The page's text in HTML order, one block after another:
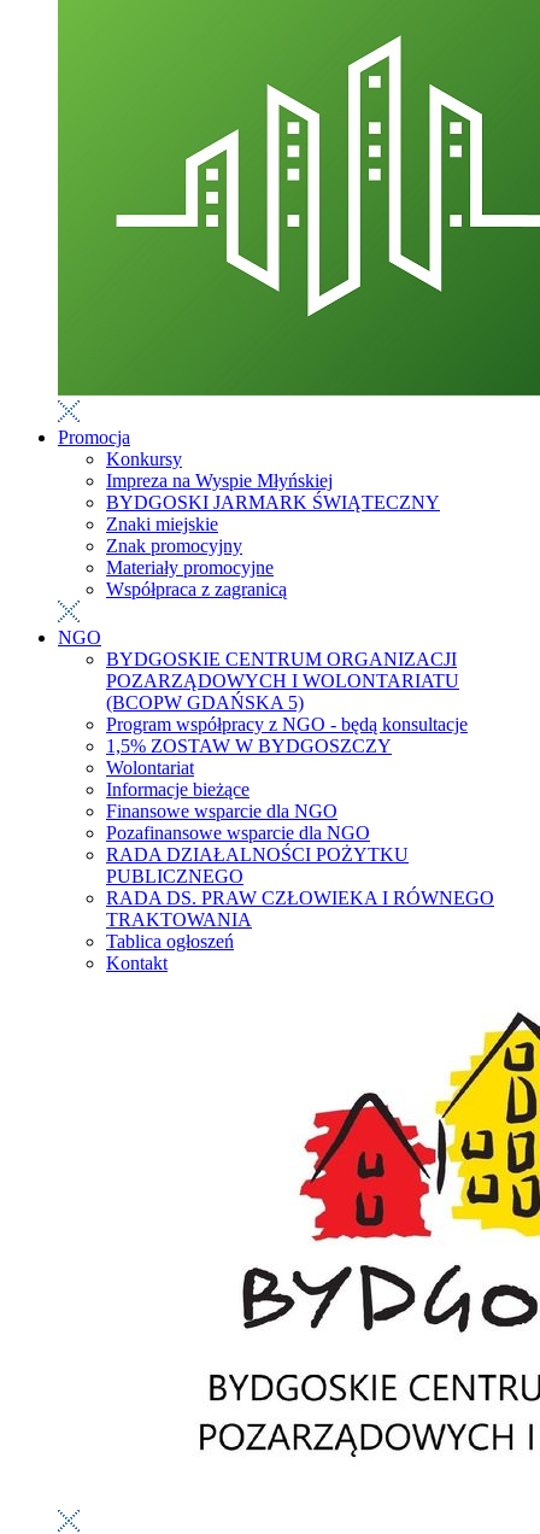
Promocja
Konkursy
Impreza na Wyspie Młyńskiej
BYDGOSKI JARMARK ŚWIĄTECZNY
Znaki miejskie
Znak promocyjny
Materiały promocyjne
Współpraca z zagranicą
NGO
BYDGOSKIE CENTRUM ORGANIZACJI
POZARZĄDOWYCH I WOLONTARIATU
(BCOPW GDAŃSKA 5)
Program współpracy z NGO - będą konsultacje
1,5% ZOSTAW W BYDGOSZCZY
Wolontariat
Informacje bieżące
Finansowe wsparcie dla NGO
Pozafinansowe wsparcie dla NGO
RADA DZIAŁALNOŚCI POŻYTKU
PUBLICZNEGO
RADA DS. PRAW CZŁOWIEKA I RÓWNEGO
TRAKTOWANIA
Tablica ogłoszeń
Kontakt